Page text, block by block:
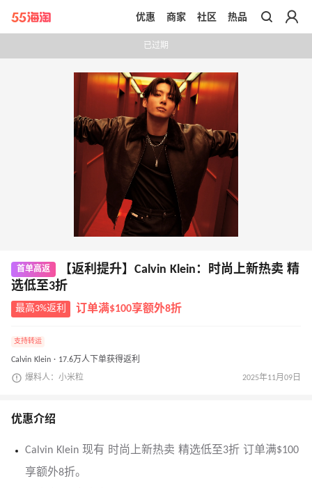
带你去官网买正品
优惠 商家 社区 热品
已过期
首单高返
【返利提升】Calvin Klein：时尚上新热卖 精
选低至3折
最高3%返利 订单满$100享额外8折
支持转运
Calvin Klein · 17.6万人下单获得返利
爆料人：小米粒 2025年11月09日
优惠介绍
Calvin Klein 现有 时尚上新热卖 精选低至3折 订单满$100
享额外8折。